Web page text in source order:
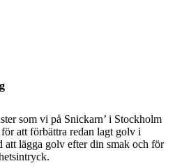
som vi på Snickarn’ i Stockholm
att förbättra redan lagt golv i
att lägga golv efter din smak och för